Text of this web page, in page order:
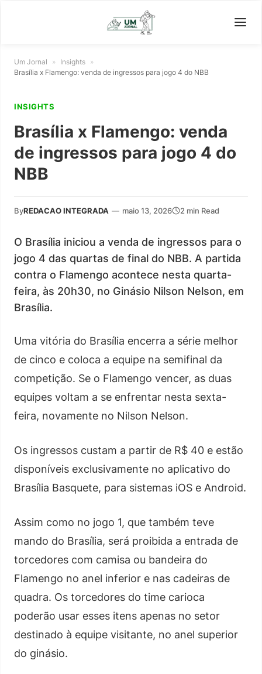
Um Jornal » Insights »
Brasília x Flamengo: venda de ingressos para jogo 4 do NBB
INSIGHTS
Brasília x Flamengo: venda
de ingressos para jogo 4 do
NBB
ByREDACAO INTEGRADA — maio 13, 2026 2 min Read
O Brasília iniciou a venda de ingressos para o
jogo 4 das quartas de final do NBB. A partida
contra o Flamengo acontece nesta quarta-
feira, às 20h30, no Ginásio Nilson Nelson, em
Brasília.
Uma vitória do Brasília encerra a série melhor
de cinco e coloca a equipe na semifinal da
competição. Se o Flamengo vencer, as duas
equipes voltam a se enfrentar nesta sexta-
feira, novamente no Nilson Nelson.
Os ingressos custam a partir de R$ 40 e estão
disponíveis exclusivamente no aplicativo do
Brasília Basquete, para sistemas iOS e Android.
Assim como no jogo 1, que também teve
mando do Brasília, será proibida a entrada de
torcedores com camisa ou bandeira do
Flamengo no anel inferior e nas cadeiras de
quadra. Os torcedores do time carioca
poderão usar esses itens apenas no setor
destinado à equipe visitante, no anel superior
do ginásio.